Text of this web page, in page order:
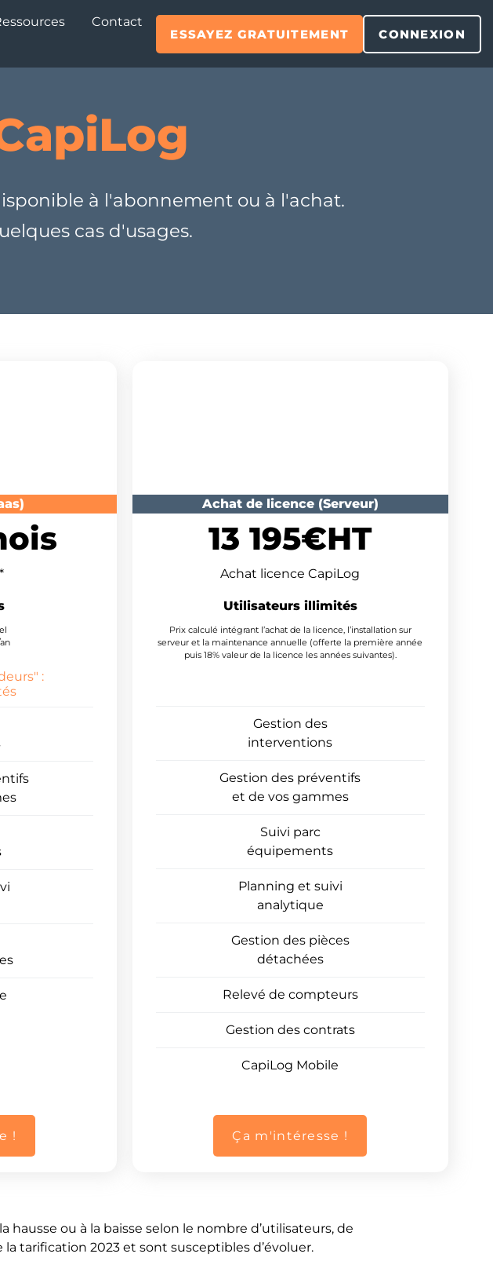
Contact
ESSAYEZ GRATUITEMENT
CONNEXION
à l'abonnement ou à l'achat.
cas d'usages.
:
!
Achat de licence (Serveur)
13 195€HT
Achat licence CapiLog
Utilisateurs illimités
Prix calculé intégrant l’achat de la licence, l’installation sur
serveur et la maintenance annuelle (offerte la première année
puis 18% valeur de la licence les années suivantes).
Gestion des
interventions
Gestion des préventifs
et de vos gammes
Suivi parc
équipements
Planning et suivi
analytique
Gestion des pièces
détachées
Relevé de compteurs
Gestion des contrats
CapiLog Mobile
Ça m'intéresse !
ou à la baisse selon le nombre d’utilisateurs, de
tarification 2023 et sont susceptibles d’évoluer.